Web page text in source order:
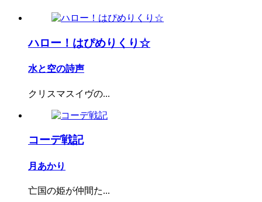
ハロー！はぴめりくり☆
水と空の詩声
クリスマスイヴの...
コーデ戦記
月あかり
亡国の姫が仲間た...